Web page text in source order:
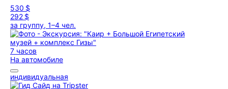
530 $
292 $
за группу, 1–4 чел.
7 часов
На автомобиле
индивидуальная